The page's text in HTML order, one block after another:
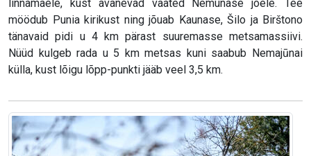
linnamäele, kust avanevad vaated Nemunase jõele. Tee
möödub Punia kirikust ning jõuab Kaunase, Šilo ja Birštono
tänavaid pidi u 4 km pärast suuremasse metsamassiivi.
Nüüd kulgeb rada u 5 km metsas kuni saabub Nemajūnai
külla, kust lõigu lõpp-punkti jääb veel 3,5 km.